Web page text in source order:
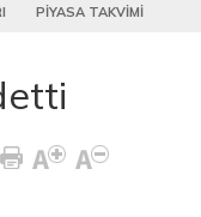
PİYASA TAKVİMİ